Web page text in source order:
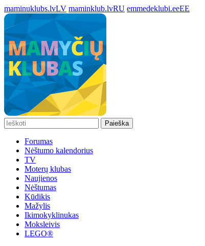
maminuklubs.lvLV maminklub.lvRU emmedeklubi.eeEE
Paieška
Forumas
Nėštumo kalendorius
TV
Moterų klubas
Naujienos
Nėštumas
Kūdikis
Mažylis
Ikimokyklinukas
Moksleivis
LEGO®